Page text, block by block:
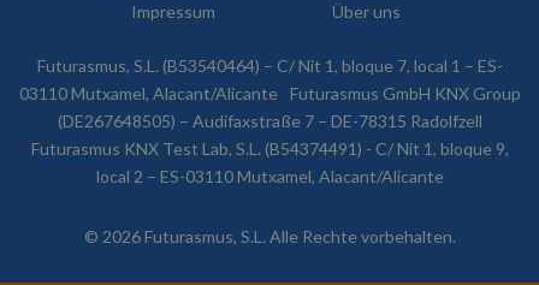
Impressum
Über uns
Futurasmus, S.L. (B53540464) – C/ Nit 1, bloque 7, local 1 – ES-
03110 Mutxamel, Alacant/Alicante
Futurasmus GmbH KNX Group
(DE267648505) – Audifaxstraße 7 – DE-78315 Radolfzell
Futurasmus KNX Test Lab, S.L. (B54374491) - C/ Nit 1, bloque 9,
local 2 – ES-03110 Mutxamel, Alacant/Alicante
© 2026 Futurasmus, S.L. Alle Rechte vorbehalten.